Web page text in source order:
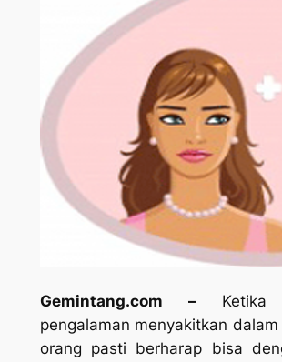
Gemintang.com –Ketika
pengalaman menyakitkan
orang pasti berharap bisa